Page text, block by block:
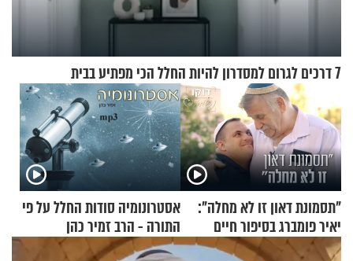
7 דרכים לגרום למסדרון להיות החלל הכי מפתיע בבית
"תסמונת דאון זו לא מחלה":
יאיר פומברג בסיפור חיים
מעורר השראה
אסטרונומיה סודות החלל על פי
התורה - הרב זמיר כהן